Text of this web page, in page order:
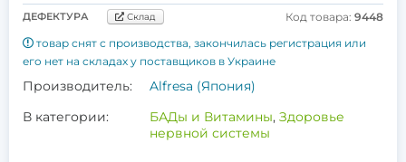
ДЕФЕКТУРА Склад Код товара: 9448
товар снят с производства, закончилась регистрация или
его нет на складах у поставщиков в Украине
Производитель:
Alfresa (Япония)
В категории:
БАДы и Витамины, Здоровье
нервной системы